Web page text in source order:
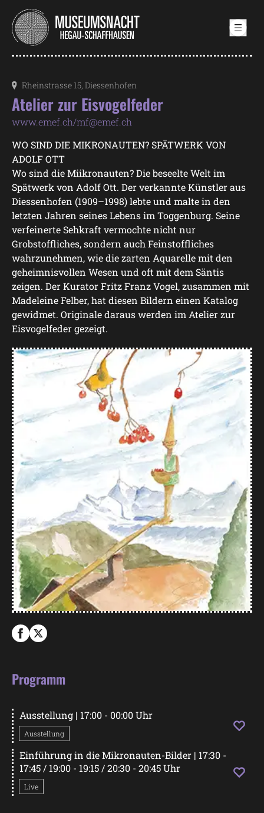
Samstag, 19. September 2026
Rheinstrasse 15, Diessenhofen
Atelier zur Eisvogelfeder
www.emef.ch/mf@emef.ch
WO SIND DIE MIKRONAUTEN? SPÄTWERK VON
ADOLF OTT
Wo sind die Miikronauten? Die beseelte Welt im
Spätwerk von Adolf Ott. Der verkannte Künstler aus
Diessenhofen (1909–1998) lebte und malte in den
letzten Jahren seines Lebens im Toggenburg. Seine
verfeinerte Sehkraft vermochte nicht nur
Grobstoffliches, sondern auch Feinstoffliches
wahrzunehmen, wie die zarten Aquarelle mit den
geheimnisvollen Wesen und oft mit dem Säntis
zeigen. Der Kurator Fritz Franz Vogel, zusammen mit
Madeleine Felber, hat diesen Bildern einen Katalog
gewidmet. Originale daraus werden im Atelier zur
Eisvogelfeder gezeigt.
Programm
Ausstellung | 17:00 - 00:00 Uhr
Ausstellung
Einführung in die Mikronauten-Bilder | 17:30 -
17:45 / 19:00 - 19:15 / 20:30 - 20:45 Uhr
Live